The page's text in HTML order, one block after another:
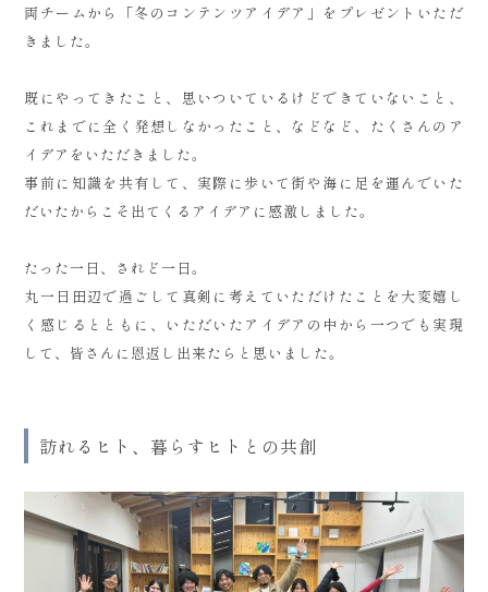
両チームから「冬のコンテンツアイデア」をプレゼントいただ
きました。
既にやってきたこと、思いついているけどできていないこと、
これまでに全く発想しなかったこと、などなど、たくさんのア
イデアをいただきました。
事前に知識を共有して、実際に歩いて街や海に足を運んでいた
だいたからこそ出てくるアイデアに感激しました。
たった一日、されど一日。
丸一日田辺で過ごして真剣に考えていただけたことを大変嬉し
く感じるとともに、いただいたアイデアの中から一つでも実現
して、皆さんに恩返し出来たらと思いました。
訪れるヒト、暮らすヒトとの共創